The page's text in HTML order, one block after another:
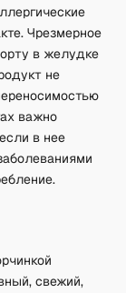
Чрезмерное
в желудке
не
важно
в нее
свежий,